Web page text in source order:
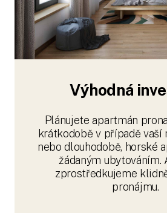
Výhodná
Plánujete apartmán
krátkodobě v případě
nebo dlouhodobě, horské
žádaným ubytováním.
zprostředkujeme
pronájmu.